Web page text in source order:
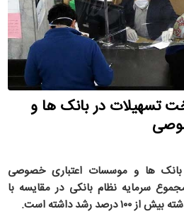
تسهیلات در بانک ها و
بانک ها و موسسات اعتباری خصوصی
سرمایه‌ نظام بانکی در مقایسه با
رشد داشته است.